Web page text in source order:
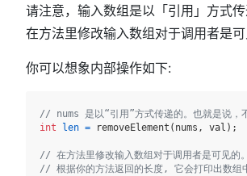
请注意，输入数组是以「引用」方式
在方法里修改输入数组对于调用者是可
你可以想象内部操作如下:
// nums 是以“引用”方式传递的。也就是说，
int
len = removeElement(nums, val);
// 在方法里修改输入数组对于调用者是可见的。
// 根据你的方法返回的长度, 它会打印出数组